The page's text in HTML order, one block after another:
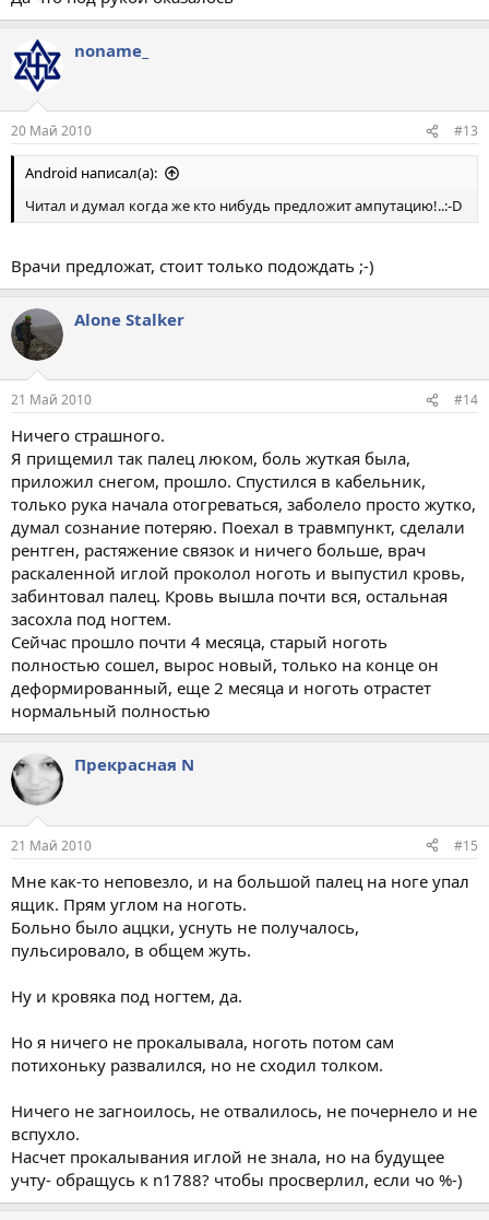
noname_
20 Май 2010 #13
Android написал(а):
Читал и думал когда же кто нибудь предложит ампутацию!..:-D
Врачи предложат, стоит только подождать ;-)
Alone Stalker
21 Май 2010 #14
Ничего страшного.
Я прищемил так палец люком, боль жуткая была,
приложил снегом, прошло. Спустился в кабельник,
только рука начала отогреваться, заболело просто жутко,
думал сознание потеряю. Поехал в травмпункт, сделали
рентген, растяжение связок и ничего больше, врач
раскаленной иглой проколол ноготь и выпустил кровь,
забинтовал палец. Кровь вышла почти вся, остальная
засохла под ногтем.
Сейчас прошло почти 4 месяца, старый ноготь
полностью сошел, вырос новый, только на конце он
деформированный, еще 2 месяца и ноготь отрастет
нормальный полностью
Прекрасная N
21 Май 2010 #15
Мне как-то неповезло, и на большой палец на ноге упал
ящик. Прям углом на ноготь.
Больно было аццки, уснуть не получалось,
пульсировало, в общем жуть.
Ну и кровяка под ногтем, да.
Но я ничего не прокалывала, ноготь потом сам
потихоньку развалился, но не сходил толком.
Ничего не загноилось, не отвалилось, не почернело и не
вспухло.
Насчет прокалывания иглой не знала, но на будущее
учту- обращусь к n1788? чтобы просверлил, если чо %-)